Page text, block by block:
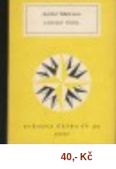
40,- Kč